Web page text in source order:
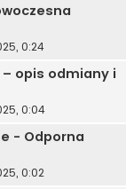
0:24
opis odmiany i
0:04
- Odporna
0:02